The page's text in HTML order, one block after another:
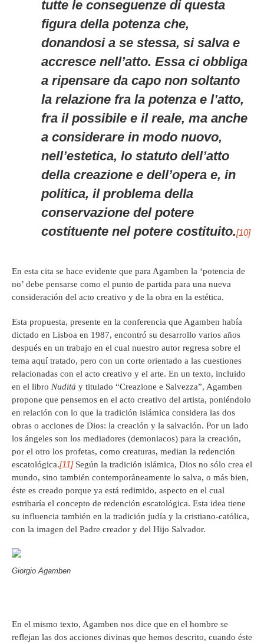
tutte le conseguenze di questa
figura della potenza che,
donandosi a se stessa, si salva e
accresce nell’atto. Essa ci obbliga
a ripensare da capo non soltanto
la relazione fra la potenza e l’atto,
fra il possibile e il reale, ma anche
a considerare in modo nuovo,
nell’estetica, lo statuto dell’atto
della creazione e dell’opera e, in
politica, il problema della
conservazione del potere
costituente nel potere costituito.[10]
En esta cita se hace evidente que para Agamben la ‘potencia de
no’ debe pensarse como el punto de partida para una nueva
consideración del acto creativo y de la obra en la estética.
Esta propuesta, presente en la conferencia que Agamben había
dictado en Lisboa en 1987, encontró su desarrollo varios años
después en un trabajo en el cual nuestro autor regresa sobre el
tema aquí tratado, pero con un corte orientado a las cuestiones
relacionadas con el acto creativo y el arte. En un texto, incluido
en el libro Nuditá y titulado “Creazione e Salvezza”, Agamben
propone que pensemos en el acto creativo del artista, poniéndolo
en relación con lo que la tradición islámica considera las dos
obras o acciones de Dios: la creación y la salvación. Por un lado
los ángeles son los mediadores (demoniacos) para la creación,
por el otro los profetas, como creaturas, median la redención
escatológica.[11]Según la tradición islámica, Dios no sólo crea el
mundo, sino también contemporáneamente lo salva, o más bien,
éste es creado porque ya está redimido, aspecto en el cual
estribaría el concepto de redención escatológica. Esta idea tiene
su influencia también en la tradición judía y la cristiano-católica,
con la imagen del Padre creador y del Hijo Salvador.
Giorgio Agamben
En el mismo texto, Agamben nos dice que en el hombre se
reflejan las dos acciones divinas que hemos descrito, cuando éste